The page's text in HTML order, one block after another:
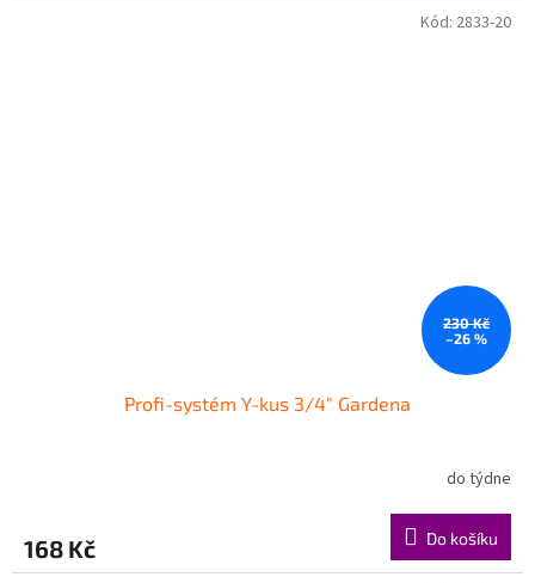
230 Kč
–26 %
Profi-systém Y-kus 3/4" Gardena
do týdne
168 Kč Do košíku
Kód: 2833-20